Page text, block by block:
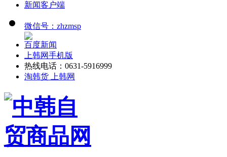
新闻客户端
微信号：zhzmsp
百度新闻
上韩网手机版
热线电话：0631-5916999
淘韩货 上韩网